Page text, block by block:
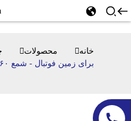
خانه محصولات